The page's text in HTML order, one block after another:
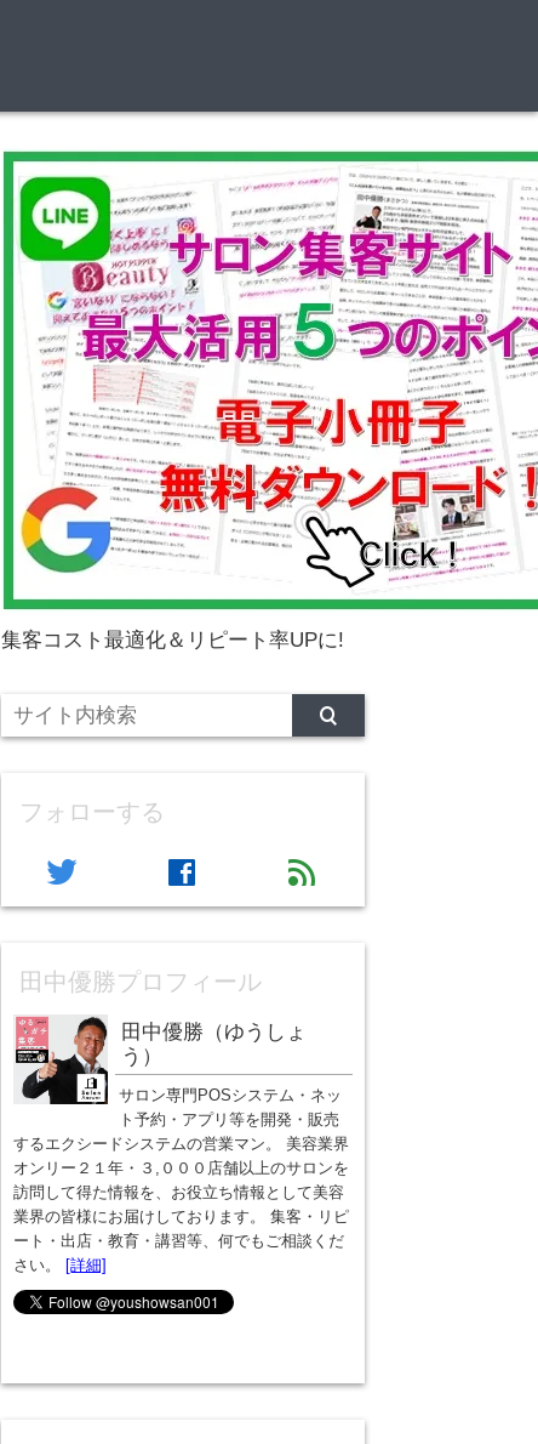
集客コスト最適化＆リピート率UPに!
フォローする
twitter facebook feed
田中優勝プロフィール
田中優勝（ゆうしょ
う）
サロン専門POSシステム・ネッ
ト予約・アプリ等を開発・販売
するエクシードシステムの営業マン。 美容業界
オンリー２１年・３,０００店舗以上のサロンを
訪問して得た情報を、お役立ち情報として美容
業界の皆様にお届けしております。 集客・リピ
ート・出店・教育・講習等、何でもご相談くだ
さい。
[詳細]